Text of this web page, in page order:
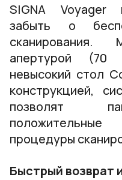
SIGNA Voyager
забыть о
апертурой
невысокий стол
конструкцией,
позволят
процедуры
Быстрый возврат